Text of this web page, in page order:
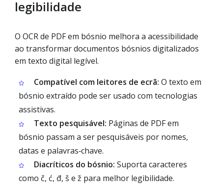
legibilidade
O OCR de PDF em bósnio melhora a acessibilidade
ao transformar documentos bósnios digitalizados
em texto digital legível.
Compatível com leitores de ecrã: O texto em
bósnio extraído pode ser usado com tecnologias
assistivas.
Texto pesquisável: Páginas de PDF em
bósnio passam a ser pesquisáveis por nomes,
datas e palavras‑chave.
Diacríticos do bósnio: Suporta caracteres
como č, ć, đ, š e ž para melhor legibilidade.